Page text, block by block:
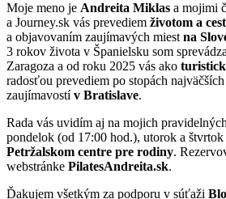
Moje meno je Andreita Miklas a mojimi
a Journey.sk vás prevediem životom a
a objavovaním zaujímavých miest na
3 rokov života v Španielsku som
Zaragoza a od roku 2025 vás ako
radosťou prevediem po stopách
zaujímavostív Bratislave.
Rada vás uvidím aj na mojich pravidelných
pondelok (od 17:00 hod.), utorok a
Petržalskom centre pre rodiny.
webstránke PilatesAndreita.sk.
Ďakujem všetkým za podporu v súťaži